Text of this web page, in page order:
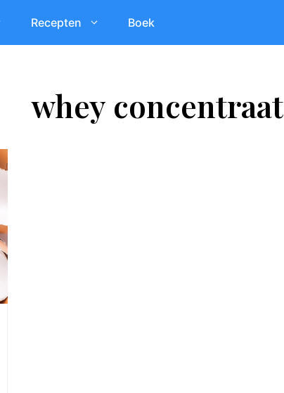
Recepten Boek
whey concentraat